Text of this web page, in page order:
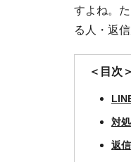
すよね。
る人・返
＜目次＞
対
返